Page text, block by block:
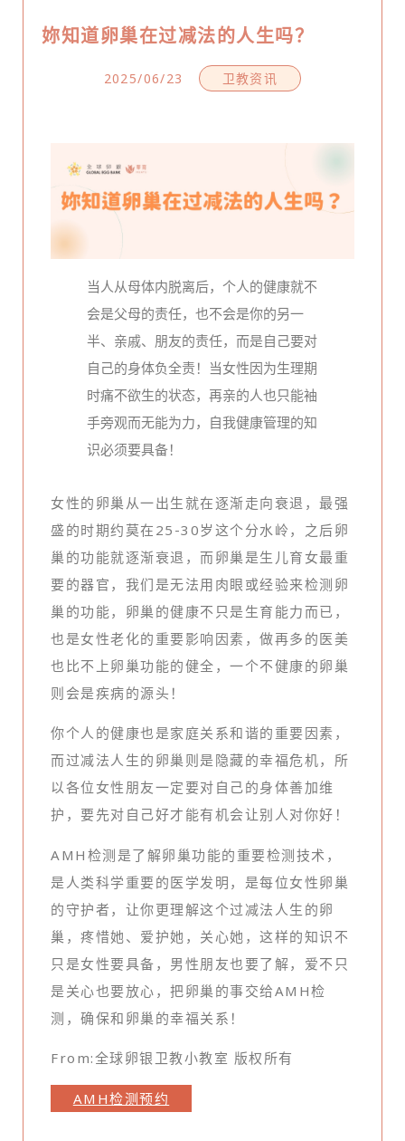
妳知道卵巢在过减法的人生吗？
2025/06/23 卫教资讯
当人从母体内脱离后，个人的健康就不
会是父母的责任，也不会是你的另一
半、亲戚、朋友的责任，而是自己要对
自己的身体负全责！当女性因为生理期
时痛不欲生的状态，再亲的人也只能袖
手旁观而无能为力，自我健康管理的知
识必须要具备！
女性的卵巢从一出生就在逐渐走向衰退，最强
盛的时期约莫在25-30岁这个分水岭，之后卵
巢的功能就逐渐衰退，而卵巢是生儿育女最重
要的器官，我们是无法用肉眼或经验来检测卵
巢的功能，卵巢的健康不只是生育能力而已，
也是女性老化的重要影响因素，做再多的医美
也比不上卵巢功能的健全，一个不健康的卵巢
则会是疾病的源头！
你个人的健康也是家庭关系和谐的重要因素，
而过减法人生的卵巢则是隐藏的幸福危机，所
以各位女性朋友一定要对自己的身体善加维
护，要先对自己好才能有机会让别人对你好！
AMH检测是了解卵巢功能的重要检测技术，
是人类科学重要的医学发明，是每位女性卵巢
的守护者，让你更理解这个过减法人生的卵
巢，疼惜她、爱护她，关心她，这样的知识不
只是女性要具备，男性朋友也要了解，爱不只
是关心也要放心，把卵巢的事交给AMH检
测，确保和卵巢的幸福关系！
From:全球卵银卫教小教室 版权所有
AMH检测预约